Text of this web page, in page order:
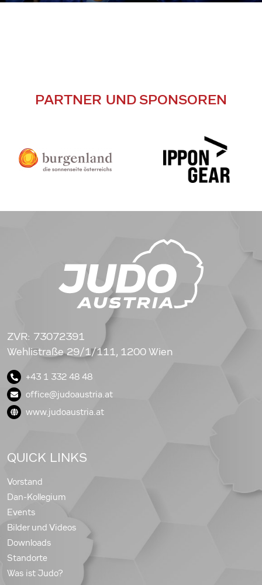
PARTNER UND SPONSOREN
ZVR: 73072391
Wehlistraße 29/1/111, 1200 Wien
+43 1 332 48 48
office@judoaustria.at
www.judoaustria.at
QUICK LINKS
Vorstand
Dan-Kollegium
Events
Bilder und Videos
Downloads
Standorte
Was ist Judo?